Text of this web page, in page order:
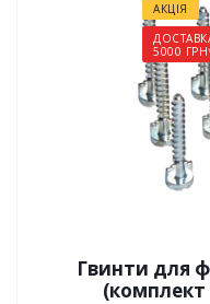
АКЦІЯ
5000
Гвинти для
(комплект